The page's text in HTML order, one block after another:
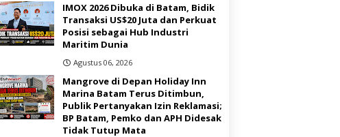
IMOX 2026 Dibuka di Batam, Bidik
Transaksi US$20 Juta dan Perkuat
Posisi sebagai Hub Industri
Maritim Dunia ‎
Agustus 06, 2026
Mangrove di Depan Holiday Inn
Marina Batam Terus Ditimbun,
Publik Pertanyakan Izin Reklamasi;
BP Batam, Pemko dan APH Didesak
Tidak Tutup Mata